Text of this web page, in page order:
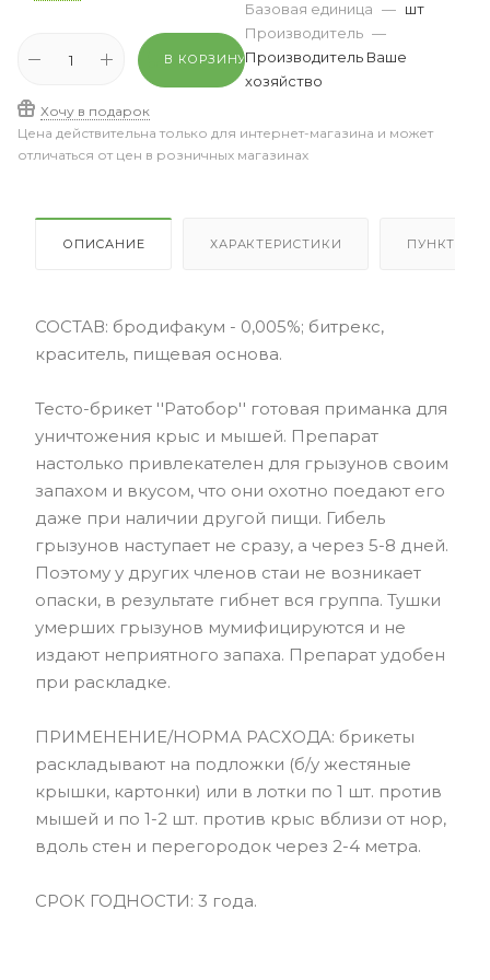
В КОРЗИНУ
Хочу в подарок
Базовая единица — шт
Производитель —
Производитель Ваше
хозяйство
Цена действительна только для интернет-магазина и может
отличаться от цен в розничных магазинах
ОПИСАНИЕ ХАРАКТЕРИСТИКИ ПУНКТЫ
СОСТАВ: бродифакум - 0,005%; битрекс,
краситель, пищевая основа.
Тесто-брикет ''Ратобор'' готовая приманка для
уничтожения крыс и мышей. Препарат
настолько привлекателен для грызунов своим
запахом и вкусом, что они охотно поедают его
даже при наличии другой пищи. Гибель
грызунов наступает не сразу, а через 5-8 дней.
Поэтому у других членов стаи не возникает
опаски, в результате гибнет вся группа. Тушки
умерших грызунов мумифицируются и не
издают неприятного запаха. Препарат удобен
при раскладке.
ПРИМЕНЕНИЕ/НОРМА РАСХОДА: брикеты
раскладывают на подложки (б/у жестяные
крышки, картонки) или в лотки по 1 шт. против
мышей и по 1-2 шт. против крыс вблизи от нор,
вдоль стен и перегородок через 2-4 метра.
СРОК ГОДНОСТИ: 3 года.